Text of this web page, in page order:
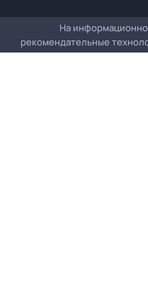
На
рекомендательные